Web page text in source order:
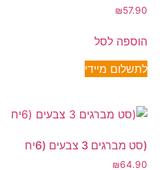
₪57.90
הוספה לסל
לתשלום מיידי
(סט מברגים 3 צבעים (6יח
₪64.90